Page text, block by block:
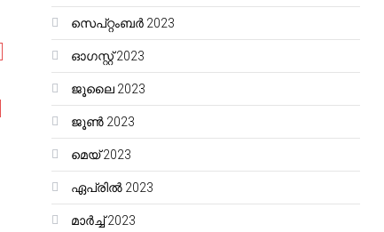
സെപ്റ്റംബർ 2023
ഓഗസ്റ്റ്‌ 2023
ജൂലൈ 2023
ജൂൺ 2023
മെയ്‌ 2023
ഏപ്രിൽ 2023
മാർച്ച്‌ 2023